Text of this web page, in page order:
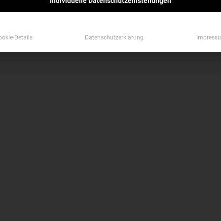
Details Datenschutzerklärung